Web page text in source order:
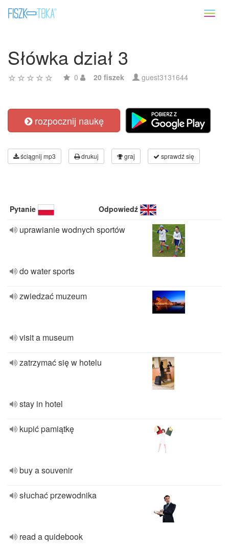
Słówka dział 3
0 20 fiszek guest3131644
rozpocznij naukę
ściągnij mp3 drukuj graj sprawdź się
Pytanie Odpowiedź
uprawianie wodnych sportów
do water sports
zwiedzać muzeum
visit a museum
zatrzymać się w hotelu
stay in hotel
kupić pamiątkę
buy a souvenir
słuchać przewodnika
read a quidebook